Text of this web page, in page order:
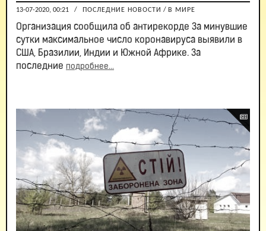
13-07-2020, 00:21 / ПОСЛЕДНИЕ НОВОСТИ / В МИРЕ
Организация сообщила об антирекорде За минувшие
сутки максимальное число коронавируса выявили в
США, Бразилии, Индии и Южной Африке. За
последние подробнее...